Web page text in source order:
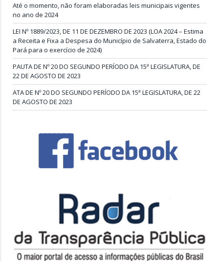
Até o momento, não foram elaboradas leis municipais vigentes
no ano de 2024
LEI Nº 1889/2023, DE 11 DE DEZEMBRO DE 2023 (LOA 2024 – Estima
a Receita e Fixa a Despesa do Município de Salvaterra, Estado do
Pará para o exercício de 2024)
PAUTA DE Nº 20 DO SEGUNDO PERÍODO DA 15ª LEGISLATURA, DE
22 DE AGOSTO DE 2023
ATA DE Nº 20 DO SEGUNDO PERÍODO DA 15ª LEGISLATURA, DE 22
DE AGOSTO DE 2023